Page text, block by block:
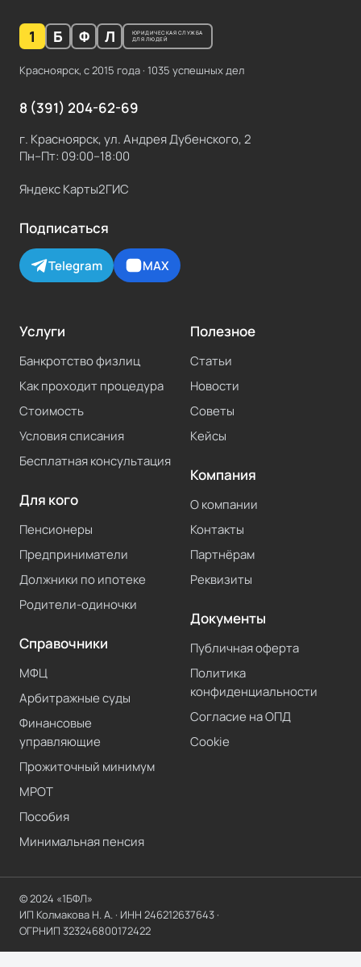
1 Б Ф Л
ЮРИДИЧЕСКАЯ СЛУЖБА
ДЛЯ ЛЮДЕЙ
Красноярск, с2015 года · 1035 успешных дел
8 (391) 204-62-69
г. Красноярск, ул. Андрея Дубенского, 2
Пн–Пт: 09:00–18:00
Яндекс Карты2ГИС
Подписаться
Telegram MAX
Услуги
Банкротство физлиц
Как проходит процедура
Стоимость
Условия списания
Бесплатная консультация
Для кого
Пенсионеры
Предприниматели
Должники по ипотеке
Родители-одиночки
Справочники
МФЦ
Арбитражные суды
Финансовые
управляющие
Прожиточный минимум
МРОТ
Пособия
Минимальная пенсия
Полезное
Статьи
Новости
Советы
Кейсы
Компания
О компании
Контакты
Партнёрам
Реквизиты
Документы
Публичная оферта
Политика
конфиденциальности
Согласие на ОПД
Cookie
© 2024 «1БФЛ»
ИП Колмакова Н. А. · ИНН 246212637643 ·
ОГРНИП 323246800172422